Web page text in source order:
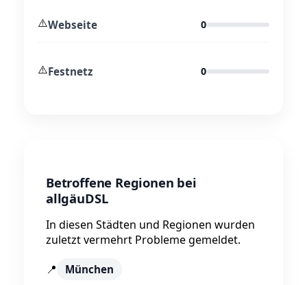
⚠️Webseite 0
⚠️Festnetz 0
Betroffene Regionen bei
allgäuDSL
In diesen Städten und Regionen wurden
zuletzt vermehrt Probleme gemeldet.
📍
München